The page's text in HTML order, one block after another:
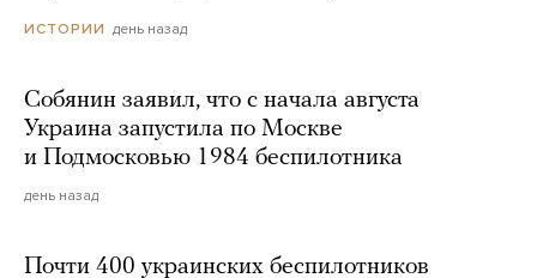
ИСТОРИИ день назад
Собянин заявил, что с начала августа
Украина запустила по Москве
и Подмосковью 1984 беспилотника
день назад
Почти 400 украинских беспилотников